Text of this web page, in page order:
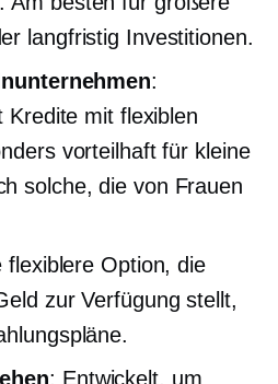
langfristig Investitionen.
:
Kredite mit flexiblen
vorteilhaft für kleine
solche, die von Frauen
flexiblere Option, die
zur Verfügung stellt,
: Entwickelt, um